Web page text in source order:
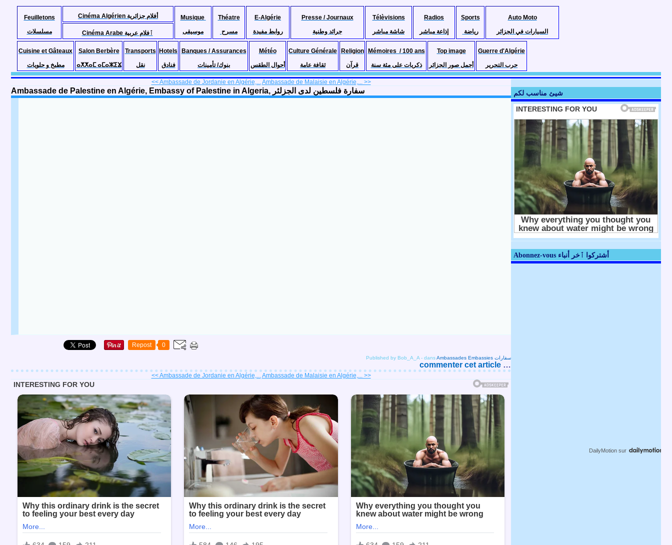
Feuilletons
مسلسلات
Cinéma Algérien أفلام جزائرية
Musique
موسيقى
Théatre
مسرح
E-Algérie
روابط مفيدة
Presse / Journaux
جرائد وطنية
Télèvisions
شاشة مباشر
Radios
إذاعة مباشر
Sports
رياضة
Auto Moto
السيارات في الجزائر
Cinéma Arabe ٱفلام عربية
Cuisine et Gâteaux
مطبخ و حلويات
Salon Berbère
ⴰⵅⵅⴰⵎ ⴰⵎⴰⵣⵉⴴ
Transports
نقل
Hotels
فنادق
Banques / Assurances
بنوك/ تأمينات
Météo
أحوال الطقس
Culture Générale
ثقافة عامة
Religion
قرآن
Mémoires / 100 ans
ذكريات على مئة سنة
Top image
أجمل صور الجزائر
Guerre d'Algérie
حرب التحرير
<< Ambassade de Jordanie en Algérie,...Ambassade de Malaisie en Algérie,... >>
Ambassade de Palestine en Algérie, Embassy of Palestine in Algeria, سفارة فلسطين لدى الجزلئر
Repost 0
Published by Bob_A_A - dans Ambassades Embassies سفارات
commenter cet article …
<< Ambassade de Jordanie en Algérie,...Ambassade de Malaisie en Algérie,... >>
شيئ مناسب لكم
Abonnez-vous أشتركوا ٱخر أنباء
DailyMotion sur